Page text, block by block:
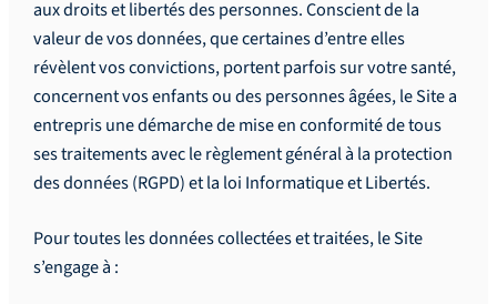
aux droits et libertés des personnes. Conscient de la
valeur de vos données, que certaines d’entre elles
révèlent vos convictions, portent parfois sur votre santé,
concernent vos enfants ou des personnes âgées, le Site a
entrepris une démarche de mise en conformité de tous
ses traitements avec le règlement général à la protection
des données (RGPD) et la loi Informatique et Libertés.
Pour toutes les données collectées et traitées, le Site
s’engage à :